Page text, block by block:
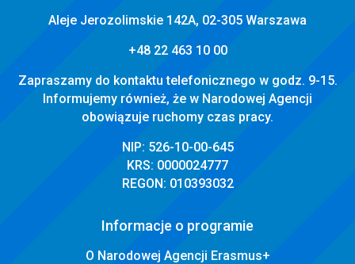
Aleje Jerozolimskie 142A, 02-305 Warszawa
+48 22 463 10 00
Zapraszamy do kontaktu telefonicznego w godz. 9-15.
Informujemy również, że w Narodowej Agencji
obowiązuje ruchomy czas pracy.
NIP: 526-10-00-645
KRS: 0000024777
REGON: 010393032
Informacje o programie
O Narodowej Agencji Erasmus+